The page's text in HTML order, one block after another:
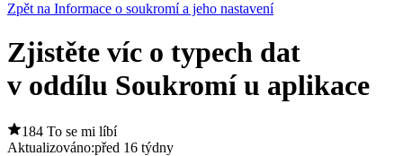
Zpět na Informace o soukromí a jeho nastavení
Zjistěte víc o typech dat
v oddílu Soukromí u aplikace
184 To se mi líbí
Aktualizováno:před 16 týdny